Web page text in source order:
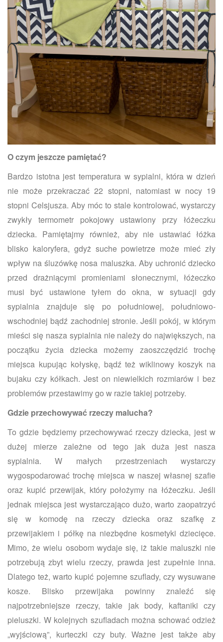
O czym jeszcze pamiętać?
Bardzo istotna jest temperatura w sypialni, która w dzień
nie może przekraczać 22 stopni, natomiast w nocy 19
stopni Celsjusza. Aby móc to stale kontrolować, wystarczy
zwykły termometr pokojowy ustawiony przy łóżeczku
dziecka. Pamiętajmy również, aby nie ustawiać łóżka
blisko kaloryfera, gdyż suche powietrze może mieć zły
wpływ na śluzówkę nosa maluszka. Aby uchronić dziecko
przed drażniącymi promieniami słonecznymi, łóżeczko
musi być ustawione tyłem do okna, w sytuacji gdy
sypialnia znajduje się po południowej, południowo-
wschodniej bądź zachodniej stronie. Jeśli pokój, w którym
mieści się nasza sypialnia nie należy do największych, na
początku życia dziecka możemy zaoszczędzić trochę
miejsca kupując kołyskę, bądź też wiklinowy koszyk na
bujaku czy kółkach. Jest on niewielkich rozmiarów i bez
problemów przestawimy go w razie takiej potrzeby.
Gdzie przechowywać rzeczy malucha?
To gdzie będziemy przechowywać rzeczy dziecka, jest w
dużej mierze zależne od tego jak duża jest nasza
sypialnia. W małych przestrzeniach wystarczy
wygospodarować trochę miejsca w naszej własnej szafie
oraz kupić przewijak, który położymy na łóżeczku. Jeśli
jednak miejsca jest wystarczająco dużo, warto zaopatrzyć
się w komodę na rzeczy dziecka oraz szafkę z
przewijakiem i półkę na niezbędne kosmetyki dziecięce.
Mimo, że wielu osobom wydaje się, iż takie maluszki nie
potrzebują zbyt wielu rzeczy, prawda jest zupełnie inna.
Dlatego też, warto kupić pojemne szuflady, czy wysuwane
kosze. Blisko przewijaka powinny znaleźć się
najpotrzebniejsze rzeczy, takie jak body, kaftaniki czy
pieluszki. W kolejnych szufladach można schować odzież
„wyjściową”, kurteczki czy buty. Ważne jest także aby